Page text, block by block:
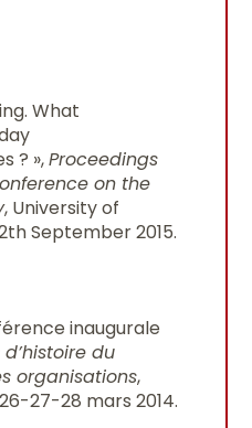
What
? »,Proceedings
on the
, University of
September 2015.
inaugurale
du
organisations,
27-28 mars 2014.